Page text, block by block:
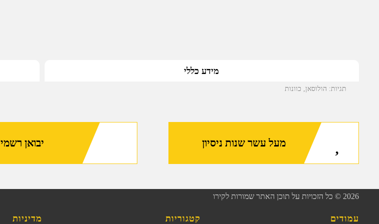
מידע כללי
תגיות: הולוסאן כוונות
מעל עשר שנות ניסיון יבואן רשמי
2026 © כל הזכויות על תוכן האתר שמורות לקירו
עמודים קטגוריות מדיניות